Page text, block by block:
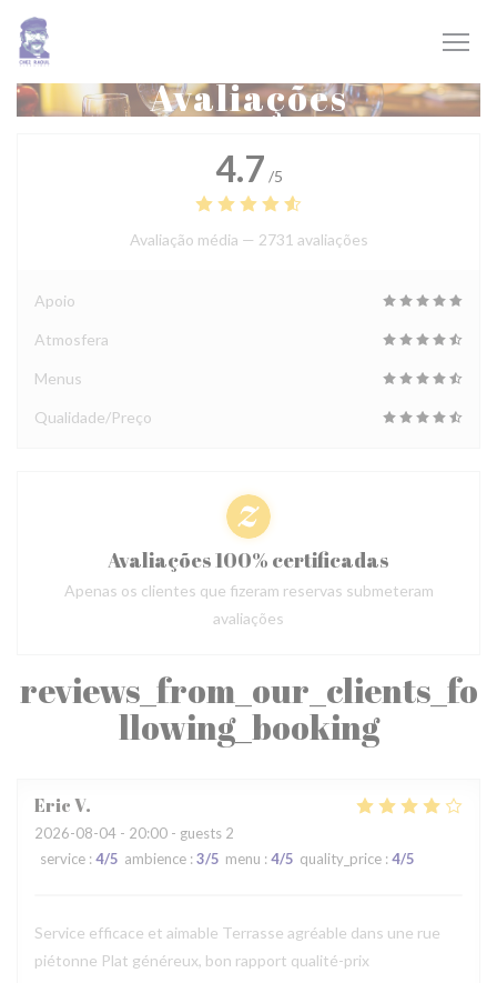
Painel de Gerenciamento de Cookies
Avaliações
reviews_from_our_clients_fo
llowing_booking
EricV
2026-08-04 - 20:00 - guests 2
service : 4/5 ambience : 3/5 menu : 4/5 quality_price : 4/5
Service efficace et aimable Terrasse agréable dans une rue
piétonne Plat généreux, bon rapport qualité-prix
4.7 /5
Avaliação média — 2731 avaliações
Apoio
Atmosfera
Menus
Qualidade/Preço
Avaliações 100% certificadas
Apenas os clientes que fizeram reservas submeteram
avaliações